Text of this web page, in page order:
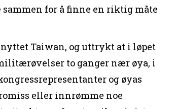
for å finne en riktig måte
Taiwan, og uttrykt at i løpet
to ganger nær øya, i
og øyas
eller innrømme noe